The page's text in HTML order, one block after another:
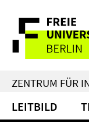
direkt
Inhalt
Service-
Navigation
ZENTRUM FÜR
LEITBILD